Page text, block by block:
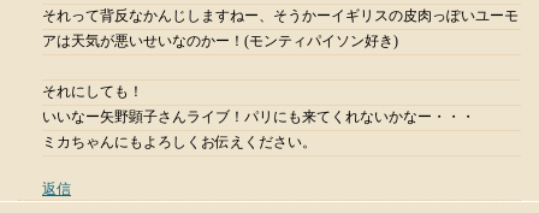
それって背反なかんじしますねー、そうかーイギリスの皮肉っぽいユーモ
アは天気が悪いせいなのかー！(モンティパイソン好き)
それにしても！
いいなー矢野顕子さんライブ！パリにも来てくれないかなー・・・
ミカちゃんにもよろしくお伝えください。
返信